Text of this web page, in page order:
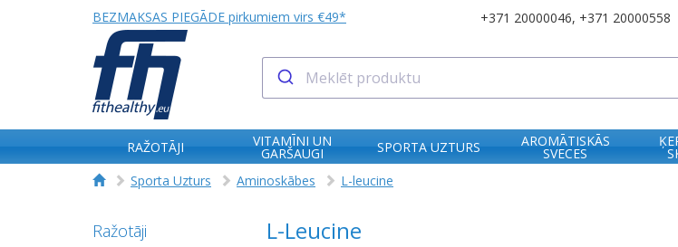
BEZMAKSAS PIEGĀDE pirkumiem virs €49* +371 20000046, +371 20000558
RAŽOTĀJI VITAMĪNI UN
GARŠAUGI SPORTA UZTURS AROMĀTISKĀS
SVECES
Sporta Uzturs
Aminoskābes L-leucine
Ražotāji L-Leucine